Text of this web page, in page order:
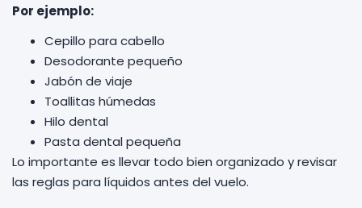
Por ejemplo:
Cepillo para cabello
Desodorante pequeño
Jabón de viaje
Toallitas húmedas
Hilo dental
Pasta dental pequeña
Lo importante es llevar todo bien organizado y revisar
las reglas para líquidos antes del vuelo.